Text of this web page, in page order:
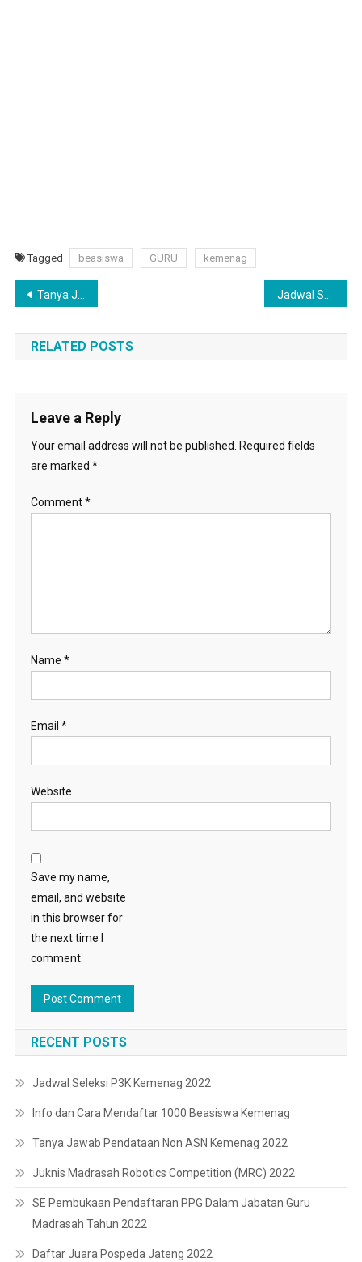
Tagged beasiswa GURU kemenag
Post
navigation
Tanya Jawab Pendataan Non ASN Kemenag 2022
RELATED POSTS
Leave a Reply
Your email address will not be published.
Required fields
are marked *
Comment*
Name *
Email *
Website
Save my name,
email, and website
in this browser for
the next time I
comment.
RECENT POSTS
Jadwal Seleksi P3K Kemenag 2022
Info dan Cara Mendaftar 1000 Beasiswa Kemenag
Tanya Jawab Pendataan Non ASN Kemenag 2022
Juknis Madrasah Robotics Competition (MRC) 2022
SE Pembukaan Pendaftaran PPG Dalam Jabatan Guru
Madrasah Tahun 2022
Daftar Juara Pospeda Jateng 2022